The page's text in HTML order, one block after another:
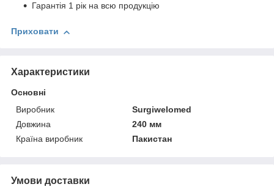
Гарантія 1 рік на всю продукцію
Приховати
Характеристики
Основні
Виробник
Surgiwelomed
Довжина
240 мм
Країна виробник
Пакистан
Умови доставки